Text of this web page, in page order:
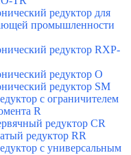
редуктор для
промышленности
редуктор RXP-
редуктор О
редуктор SM
с ограничителем
R
редуктор СR
редуктор RR
с универсальным